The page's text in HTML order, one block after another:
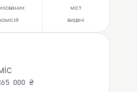
комісій
міст
видачі
000 ₴